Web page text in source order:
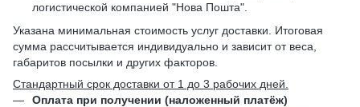
логистической компанией "Нова Пошта".
Указана минимальная стоимость услуг доставки. Итоговая
сумма рассчитывается индивидуально и зависит от веса,
габаритов посылки и других факторов.
Стандартный срок доставки от 1 до 3 рабочих дней.
Оплата при получении (наложенный платёж)